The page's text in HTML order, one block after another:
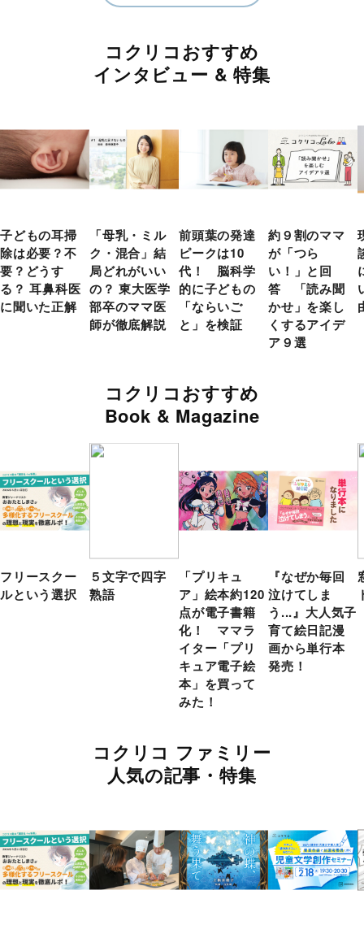
コクリコおすすめ
インタビュー & 特集
子どもの耳掃
除は必要？不
要？どうす
る？ 耳鼻科医
に聞いた正解
「母乳・ミル
ク・混合」結
局どれがいい
の？ 東大医学
部卒のママ医
師が徹底解説
前頭葉の発達
ピークは10
代！ 脳科学
的に子どもの
「ならいご
と」を検証
約９割のママ
が「つら
い！」と回
答 「読み聞
かせ」を楽し
くするアイデ
ア９選
コクリコおすすめ
Book & Magazine
フリースクー
ルという選択
５文字で四字
熟語
「プリキュ
ア」絵本約120
点が電子書籍
化！ ママラ
イター「プリ
キュア電子絵
本」を買って
みた！
『なぜか毎回
泣けてしま
う...』大人気子
育て絵日記漫
画から単行本
発売！
コクリコ ファミリー
人気の記事・特集